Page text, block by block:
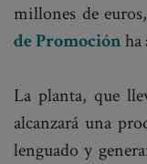
millones de
de Promociónha
La planta, que
alcanzará una
lenguado y